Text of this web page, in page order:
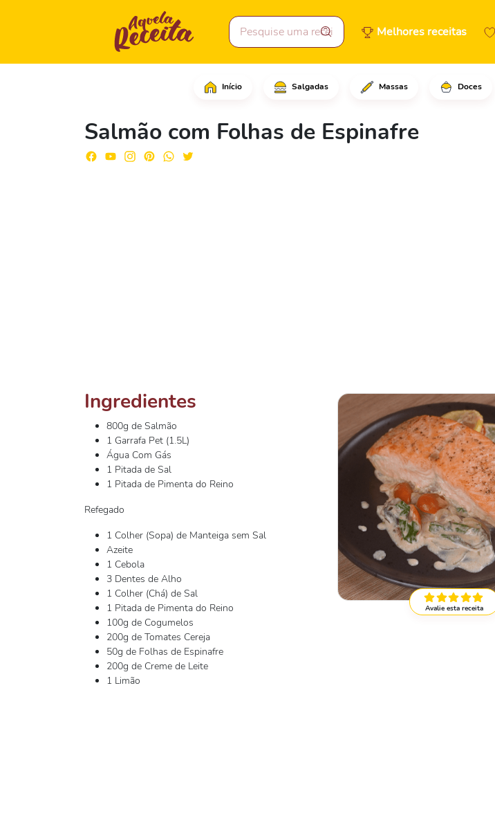
Melhores receitas
Início Salgadas Massas Doces
Salmão com Folhas de Espinafre
Corte a parte de cima da garrafa pet,
Avalie esta receita
Ingredientes
800g de Salmão
1 Garrafa Pet (1.5L)
Água Com Gás
1 Pitada de Sal
1 Pitada de Pimenta do Reino
Refegado
1 Colher (Sopa) de Manteiga sem Sal
Azeite
1 Cebola
3 Dentes de Alho
1 Colher (Chá) de Sal
1 Pitada de Pimenta do Reino
100g de Cogumelos
200g de Tomates Cereja
50g de Folhas de Espinafre
200g de Creme de Leite
1 Limão